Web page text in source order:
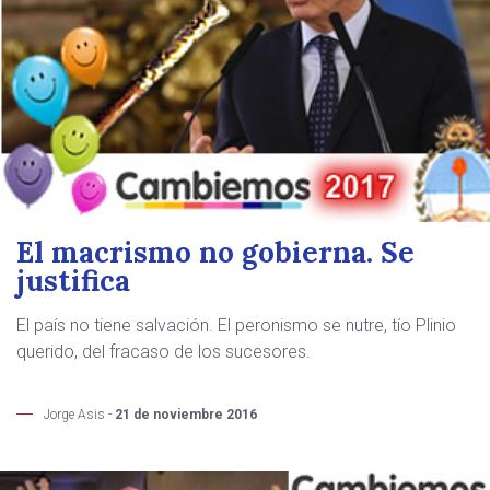
El macrismo no gobierna. Se
justifica
El país no tiene salvación. El peronismo se nutre, tío Plinio
querido, del fracaso de los sucesores.
Jorge Asis - 21 de noviembre 2016